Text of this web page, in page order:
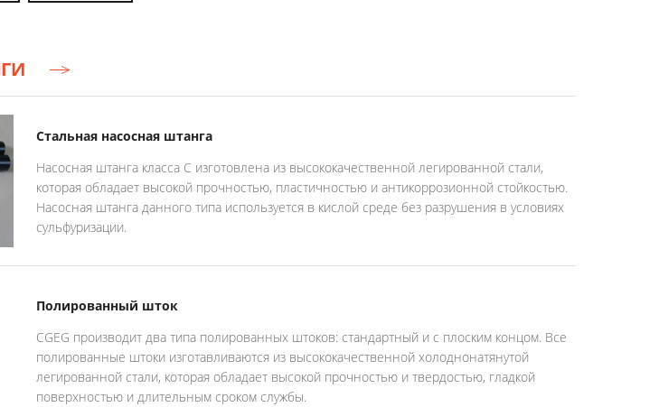
Стальная насосная штанга
Насосная штанга класса С изготовлена из высококачественной легированной стали,
которая обладает высокой прочностью, пластичностью и антикоррозионной стойкостью.
Насосная штанга данного типа используется в кислой среде без разрушения в условиях
сульфуризации.
Полированный шток
CGEG производит два типа полированных штоков: стандартный и с плоским концом. Все
полированные штоки изготавливаются из высококачественной холоднонатянутой
легированной стали, которая обладает высокой прочностью и твердостью, гладкой
поверхностью и длительным сроком службы.